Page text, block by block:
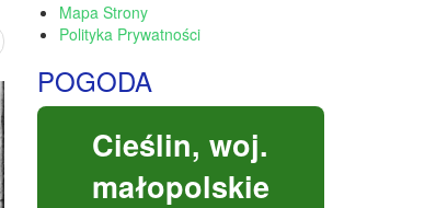
Mapa Strony
Polityka Prywatności
POGODA
Cieślin, woj.
małopolskie